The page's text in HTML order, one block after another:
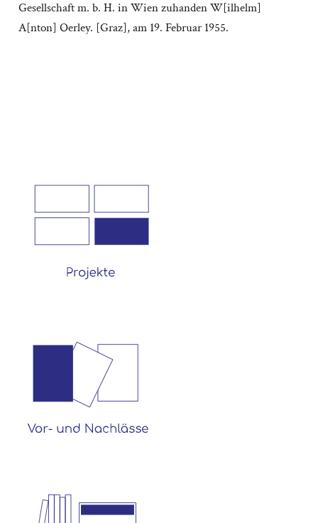
Gesellschaft m. b. H. in Wien zuhanden W[ilhelm]
A[nton] Oerley. [Graz], am 19. Februar 1955.